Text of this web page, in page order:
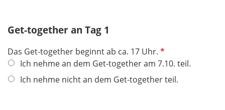
f
e
l
d
Get-together an Tag 1
Das Get-together beginnt ab ca. 17 Uhr. P
f
l
Ich nehme an dem Get-together am 7.10. teil.
Ich nehme nicht an dem Get-together teil.